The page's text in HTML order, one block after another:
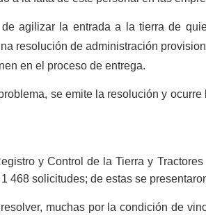
agilizar la entrada a la tierra de
resolución de administración
en el proceso de entrega.
se emite la resolución y
y Control de la Tierra y
468 solicitudes; de estas se
muchas por la condición de